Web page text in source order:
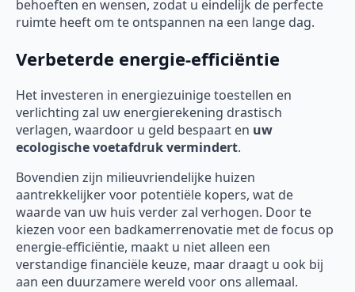
behoeften en wensen, zodat u eindelijk de perfecte
ruimte heeft om te ontspannen na een lange dag.
Verbeterde energie-efficiëntie
Het investeren in energiezuinige toestellen en
verlichting zal uw energierekening drastisch
verlagen, waardoor u geld bespaart en uw
ecologische voetafdruk vermindert.
Bovendien zijn milieuvriendelijke huizen
aantrekkelijker voor potentiële kopers, wat de
waarde van uw huis verder zal verhogen. Door te
kiezen voor een badkamerrenovatie met de focus op
energie-efficiëntie, maakt u niet alleen een
verstandige financiële keuze, maar draagt u ook bij
aan een duurzamere wereld voor ons allemaal.